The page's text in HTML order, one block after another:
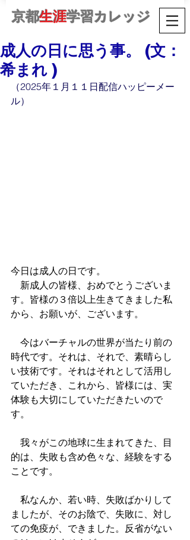
京都生涯学習カレッジ
成人の日に思う事。 (文：
希まれ )
（2025年１月１１日配信ハッピーメー
ル）
今日は成人の日です。
新成人の皆様、おめでとうございま
す。皆様の３倍以上生きてきました私
から、お願いが、ございます。
今はバーチャルの世界が当たり前の
時代です。それは、それで、素晴らし
い技術です。それはそれとして活用し
ていただき、これから、皆様には、実
体験も大切にしていただきたいので
す。
我々がこの地球に生まれてきた、目
的は、失敗も含め色々な、経験をする
ことです。
私なんか、若い時、失敗ばかりして
ましたが、そのお陰で、失敗に、対し
ての免疫が、できました。反省がない